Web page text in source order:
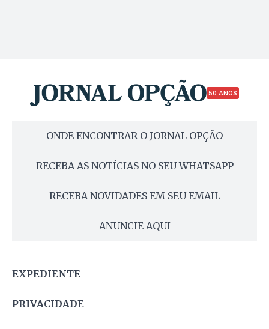
50 ANOS
ONDE ENCONTRAR O JORNAL OPÇÃO
RECEBA AS NOTÍCIAS NO SEU WHATSAPP
RECEBA NOVIDADES EM SEU EMAIL
ANUNCIE AQUI
EXPEDIENTE
PRIVACIDADE